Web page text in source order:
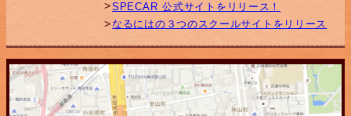
SPECAR 公式サイトをリリース！
なるにはの３つのスクールサイトをリリース